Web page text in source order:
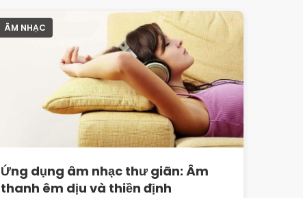
ÂM NHẠC
Ứng dụng âm nhạc thư giãn: Âm
thanh êm dịu và thiền định